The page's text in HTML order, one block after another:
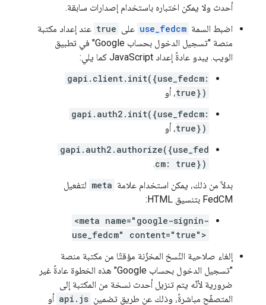
أحدث ولا يمكن اختباره باستخدام إصدارات سابقة.
اضبط السمة use_fedcm على true عند إعداد مكتبة
منصة "تسجيل الدخول بحساب Google" في تطبيق
الويب. يبدو عادةً إعداد JavaScript كما يلي:
gapi.client.init({use_fedcm:
true})، أو
gapi.auth2.init({use_fedcm:
true})، أو
gapi.auth2.authorize({use_fed
cm: true})
.
بدلاً من ذلك، يمكن استخدام علامة meta لتفعيل
FedCM بتنسيق HTML:
<meta name="google-signin-
use_fedcm" content="true">
إلغاء صلاحية النُسخ المخزّنة مؤقتًا من مكتبة منصة
"تسجيل الدخول بحساب Google" هذه الخطوة عادةً غير
ضرورية لأنّه يتم تنزيل أحدث نسخة من المكتبة إلى
المتصفّح مباشرةً، وذلك عن طريق تضمين api.js أو